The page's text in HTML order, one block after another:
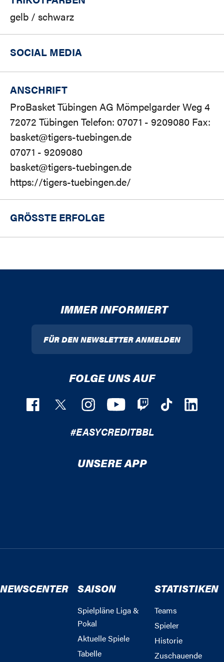
gelb / schwarz
SOCIAL MEDIA
ANSCHRIFT
ProBasket Tübingen AG Mömpelgarder Weg 4
72072 Tübingen Telefon: 07071 - 9209080 Fax:
basket@tigers-tuebingen.de
07071 - 9209080
basket@tigers-tuebingen.de
https://tigers-tuebingen.de/
GRÖSSTE ERFOLGE
IMMER INFORMIERT
FÜR DEN NEWSLETTER ANMELDEN
FOLGE UNS AUF
#EASYCREDITBBL
UNSERE APP
NEWSCENTER SAISON
Spielpläne Liga &
Pokal
Aktuelle Spiele
Tabelle
STATISTIKEN
Teams
Spieler
Historie
Zuschauende